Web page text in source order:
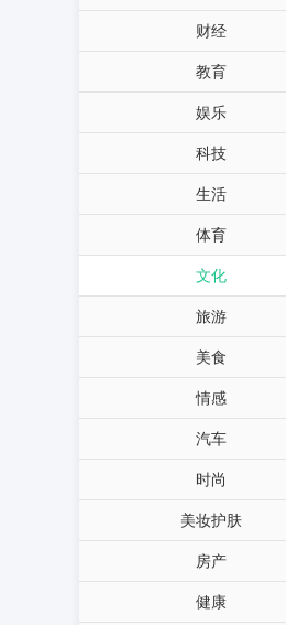
财经
教育
娱乐
科技
生活
体育
文化
旅游
美食
情感
汽车
时尚
美妆护肤
房产
健康